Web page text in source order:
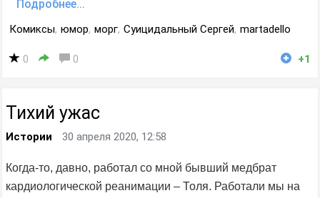
Подробнее...
Комиксы, юмор, морг, Суицидальный Сергей, martadello
0 0 +1
Тихий ужас
Истории 30 апреля 2020, 12:58
Когда-то, давно, работал со мной бывший медбрат
кардиологической реанимации – Толя. Работали мы на